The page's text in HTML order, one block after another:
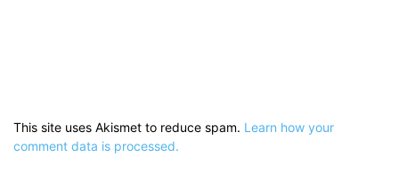
This site uses Akismet to reduce spam. Learn how your
comment data is processed.